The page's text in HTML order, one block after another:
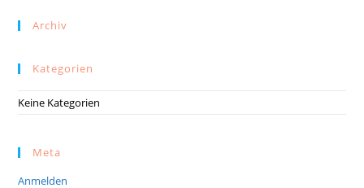
Archiv
Kategorien
Keine Kategorien
Meta
Anmelden